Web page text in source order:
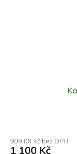
909,09 Kč bez DPH
1 100 Kč